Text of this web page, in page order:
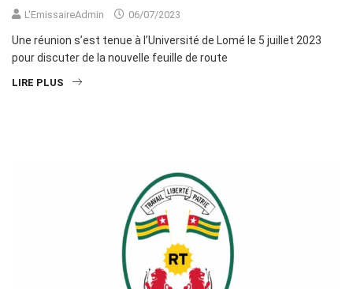
L'EmissaireAdmin 06/07/2023
Une réunion s’est tenue à l’Université de Lomé le 5 juillet 2023
pour discuter de la nouvelle feuille de route
LIRE PLUS